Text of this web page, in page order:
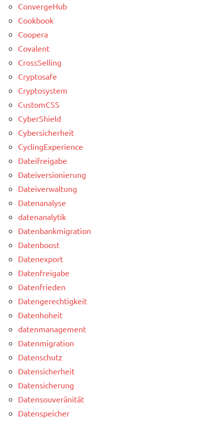
ConvergeHub
Cookbook
Coopera
Covalent
CrossSelling
Cryptosafe
Cryptosystem
CustomCSS
CyberShield
Cybersicherheit
CyclingExperience
Dateifreigabe
Dateiversionierung
Dateiverwaltung
Datenanalyse
datenanalytik
Datenbankmigration
Datenboost
Datenexport
Datenfreigabe
Datenfrieden
Datengerechtigkeit
Datenhoheit
datenmanagement
Datenmigration
Datenschutz
Datensicherheit
Datensicherung
Datensouveränität
Datenspeicher